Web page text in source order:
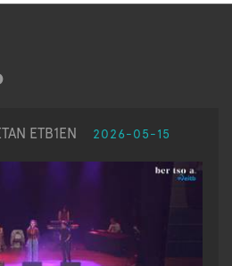
ETB1EN 2026-05-15